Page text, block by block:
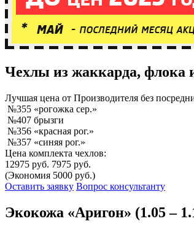
Чехлы из жаккарда, флока
Лучшая цена от Производителя без
№355 «рогожка сер.»
№407 брызги
№356 «красная рог.»
№357 «синяя рог.»
Цена комплекта чехлов:
12975 руб. 7975 руб.
(Экономия 5000 руб.)
Оставить заявку Вопрос консультанту
Экокожа «Аригон» (1.05 –